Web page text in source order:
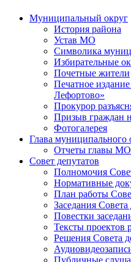
Муниципальный округ
История района
Устав МО
Символика
Избирательные
Почетные жители
Печатное
Лефортово»
Прокурор
Призыв граждан
Фотогалерея
Глава муниципального
Отчеты главы МО
Совет депутатов
Полномочия
Нормативные
План работы
Заседания Cовета
Повестки
Тексты проектов
Решения Совета
Публичные